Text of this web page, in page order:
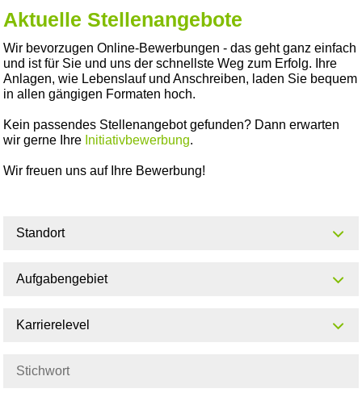
Aktuelle Stellenangebote
Wir bevorzugen Online-Bewerbungen - das geht ganz einfach
und ist für Sie und uns der schnellste Weg zum Erfolg. Ihre
Anlagen, wie Lebenslauf und Anschreiben, laden Sie bequem
in allen gängigen Formaten hoch.
Kein passendes Stellenangebot gefunden? Dann erwarten
wir gerne Ihre Initiativbewerbung.
Wir freuen uns auf Ihre Bewerbung!
Standort
Aufgabengebiet
Karrierelevel